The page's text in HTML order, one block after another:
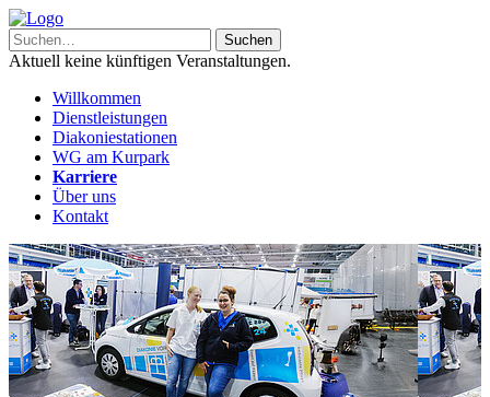
Aktuell keine künftigen Veranstaltungen.
Willkommen
Dienstleistungen
Diakoniestationen
WG am Kurpark
Karriere
Über uns
Kontakt